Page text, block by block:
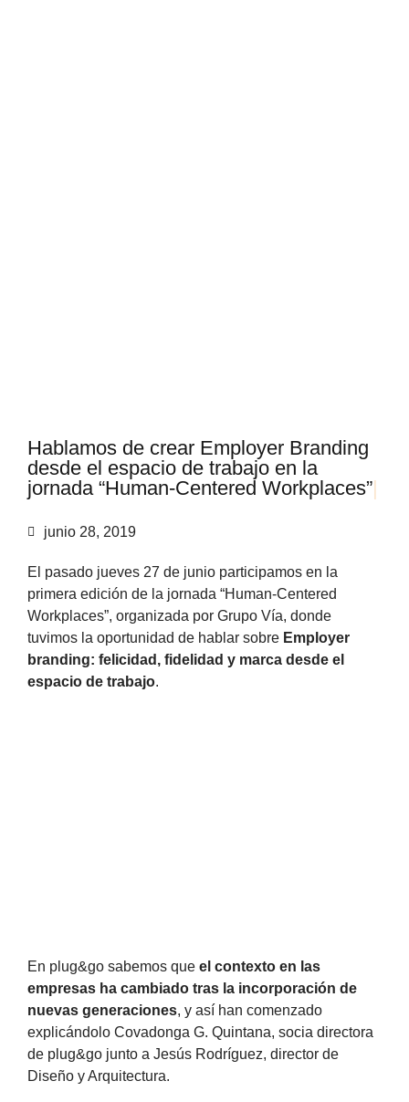
Hablamos de crear Employer Branding
desde el espacio de trabajo en la
jornada “Human-Centered Workplaces”|
junio 28, 2019
El pasado jueves 27 de junio participamos en la
primera edición de la jornada “Human-Centered
Workplaces”, organizada por Grupo Vía, donde
tuvimos la oportunidad de hablar sobre Employer
branding: felicidad, fidelidad y marca desde el
espacio de trabajo.
En plug&go sabemos que el contexto en las
empresas ha cambiado tras la incorporación de
nuevas generaciones, y así han comenzado
explicándolo Covadonga G. Quintana, socia directora
de plug&go junto a Jesús Rodríguez, director de
Diseño y Arquitectura.